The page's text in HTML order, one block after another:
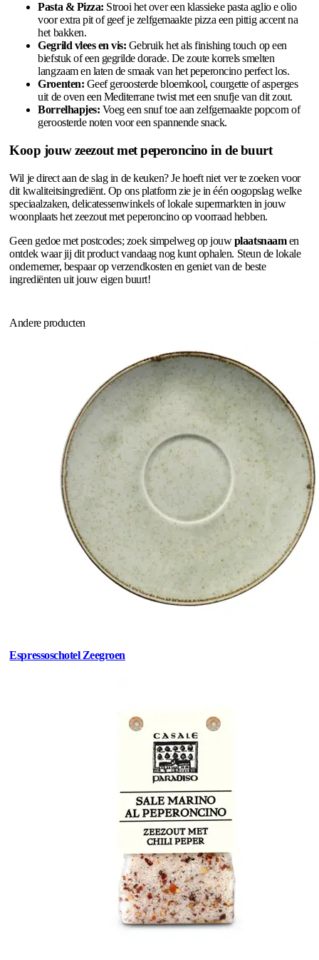
Pasta & Pizza: Strooi het over een klassieke pasta aglio e olio
voor extra pit of geef je zelfgemaakte pizza een pittig accent na
het bakken.
Gegrild vlees en vis: Gebruik het als finishing touch op een
biefstuk of een gegrilde dorade. De zoute korrels smelten
langzaam en laten de smaak van het peperoncino perfect los.
Groenten: Geef geroosterde bloemkool, courgette of asperges
uit de oven een Mediterrane twist met een snufje van dit zout.
Borrelhapjes: Voeg een snuf toe aan zelfgemaakte popcorn of
geroosterde noten voor een spannende snack.
Koop jouw zeezout met peperoncino in de buurt
Wil je direct aan de slag in de keuken? Je hoeft niet ver te zoeken voor
dit kwaliteitsingrediënt. Op ons platform zie je in één oogopslag welke
speciaalzaken, delicatessenwinkels of lokale supermarkten in jouw
woonplaats het zeezout met peperoncino op voorraad hebben.
Geen gedoe met postcodes; zoek simpelweg op jouwplaatsnaamen
ontdek waar jij dit product vandaag nog kunt ophalen. Steun de lokale
ondernemer, bespaar op verzendkosten en geniet van de beste
ingrediënten uit jouw eigen buurt!
Andere producten
Espressoschotel Zeegroen